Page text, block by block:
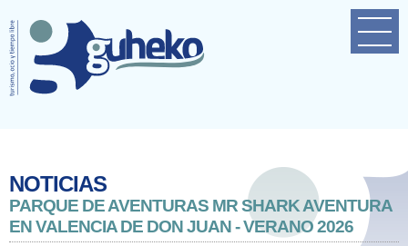
Home
Empresa
NOTICIAS
PARQUE DE AVENTURAS MR SHARK AVENTURA
EN VALENCIA DE DON JUAN - VERANO 2026